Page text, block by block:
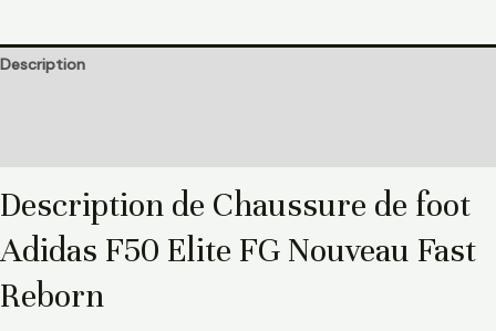
Description
Description de Chaussure de foot
Adidas F50 Elite FG Nouveau Fast
Reborn